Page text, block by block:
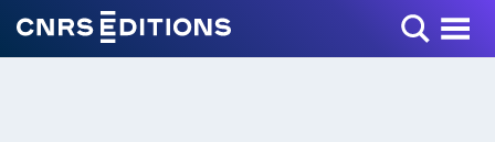
Toggle Menu